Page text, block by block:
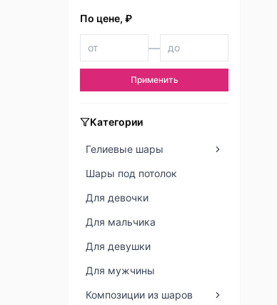
По цене, ₽
—
Применить
Категории
Гелиевые шары
Шары под потолок
Для девочки
Для мальчика
Для девушки
Для мужчины
Композиции из шаров